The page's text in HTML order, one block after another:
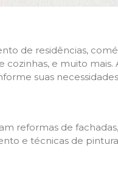
de residências,
e muito mais.
suas
reformas de
e técnicas de